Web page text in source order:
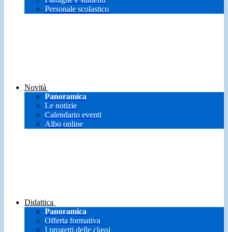
Personale scolastico
Novità
Panoramica
Le notizie
Calendario eventi
Albo online
Didattica
Panoramica
Offerta formativa
I progetti delle classi